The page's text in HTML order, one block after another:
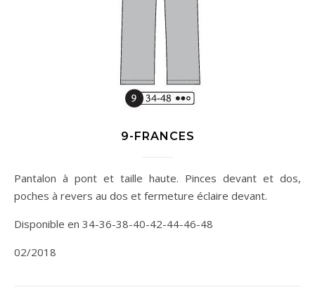
9-FRANCES
Pantalon à pont et taille haute. Pinces devant et dos,
poches à revers au dos et fermeture éclaire devant.
Disponible en 34-36-38-40-42-44-46-48
02/2018